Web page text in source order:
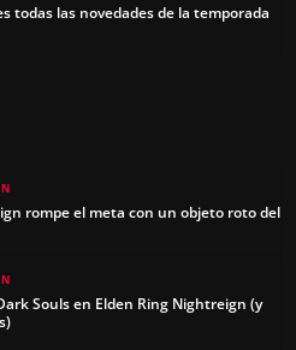
todas las novedades de la temporada
rompe el meta con un objeto roto del
Souls en Elden Ring Nightreign (y